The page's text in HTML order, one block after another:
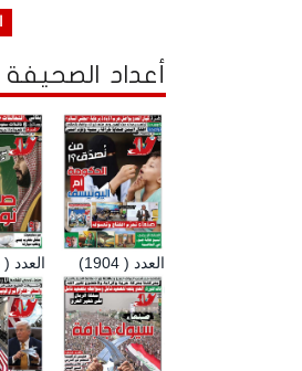
أعداد الصحيفة
العدد ( 1905) العدد ( 1904)